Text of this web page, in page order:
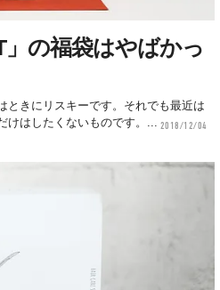
」の福袋はやばかっ
ときにリスキーです。それでも最近は
はしたくないものです。...
2018/12/04